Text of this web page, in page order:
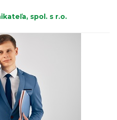
spol. s r.o.